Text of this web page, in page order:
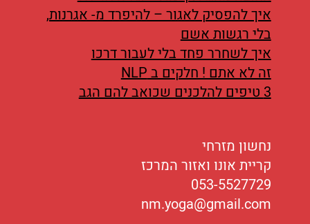
איך להפסיק לאגור – להיפרד מ- אגרנות,
בלי רגשות אשם
איך לשחרר פחד בלי לעבור דרכו
זה לא אתם ! חלקים ב NLP
3 טיפים להלכנים שכואב להם הגב
נחשון מזרחי
קריית אונו ואזור המרכז
053-5527729
nm.yoga@gmail.com